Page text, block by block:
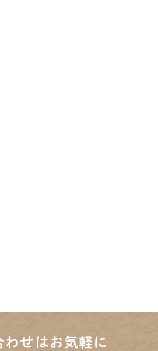
わせはお気軽に